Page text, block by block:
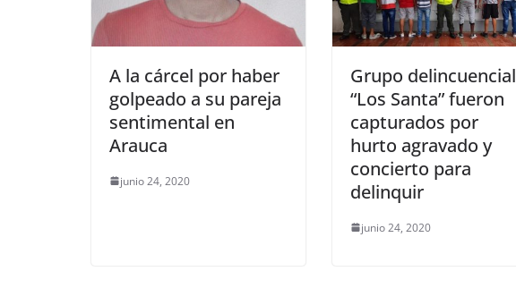
A la cárcel por haber
golpeado a su pareja
sentimental en
Arauca
junio 24, 2020
Grupo delincuencial
“Los Santa” fueron
capturados por
hurto agravado y
concierto para
delinquir
junio 24, 2020